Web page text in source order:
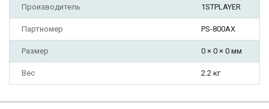
Производитель 1STPLAYER
Партномер PS-800AX
Размер 0 × 0 × 0 мм
Вес 2.2 кг